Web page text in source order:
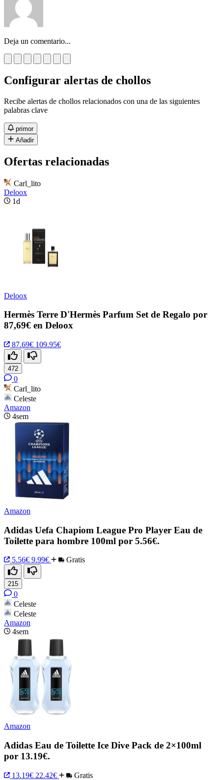
Deja un comentario...
Configurar alertas de chollos
Recibe alertas de chollos relacionados con una de las siguientes
palabras clave
primor
Añadir
Ofertas relacionadas
Carl_lito
Deloox
1d
Deloox
Hermès Terre D'Hermès Parfum Set de Regalo por
87,69€ en Deloox
87.69€ 109.95€
472
0
Carl_lito
Celeste
Amazon
4sem
Amazon
Adidas Uefa Chapiom League Pro Player Eau de
Toilette para hombre 100ml por 5.56€.
5.56€ 9.99€ Gratis
215
0
Celeste
Celeste
Amazon
4sem
Amazon
Adidas Eau de Toilette Ice Dive Pack de 2×100ml
por 13.19€.
13.19€ 22.42€ Gratis